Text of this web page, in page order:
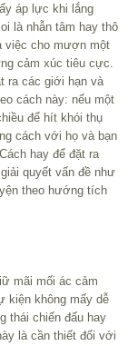
áp lực khi lắng
là nhẫn tâm hay thô
việc cho mượn một
cảm xúc tiêu cực.
ra các giới hạn và
cách này: nếu một
để hít khói thụ
cách với họ và bạn
hay để đặt ra
quyết vấn đề như
theo hướng tích
mãi mối ác cảm
kiện không mấy dễ
thái chiến đấu hay
là cần thiết đối với